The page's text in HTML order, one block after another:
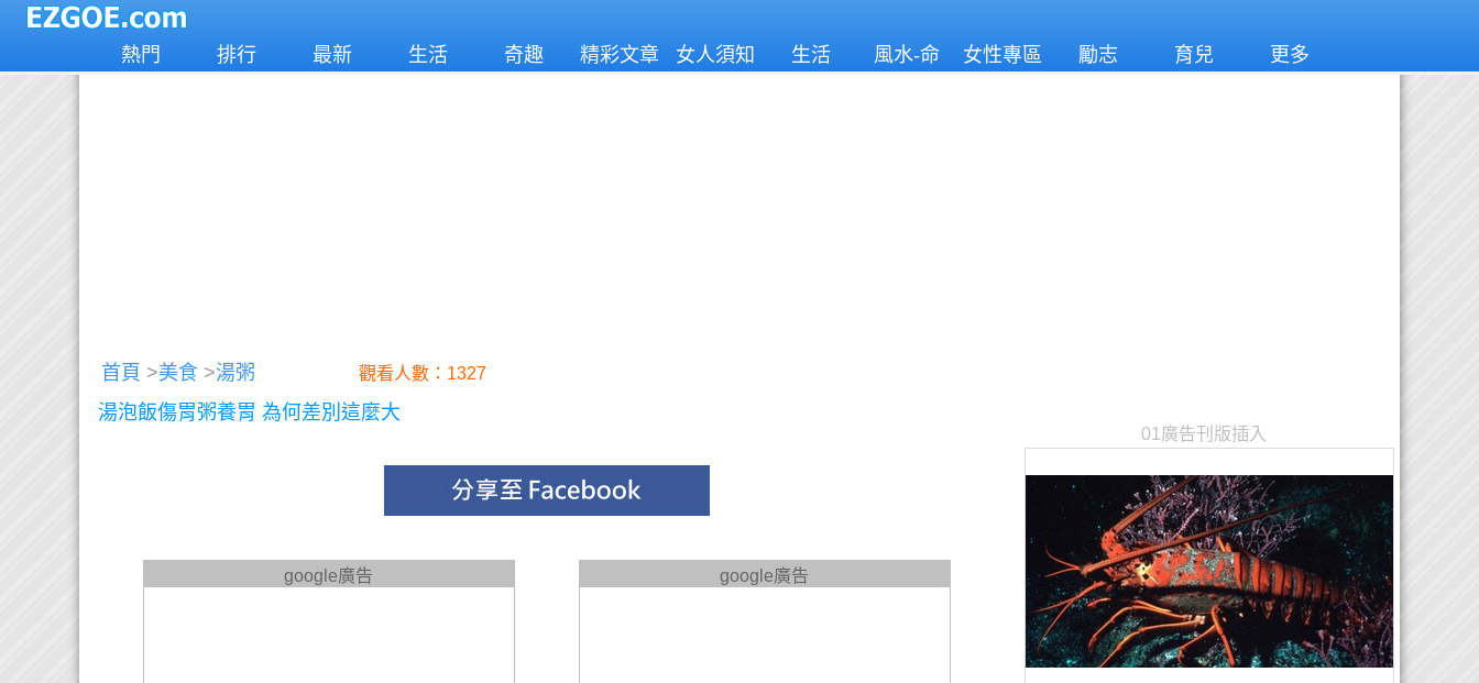
熱門 排行 最新 生活 奇趣 精彩文章 女人須知 生活
風水-命
女性專區 勵志 育兒 更多
首頁 >美食 >湯粥 觀看人數：1327
湯泡飯傷胃粥養胃 為何差別這麼大
google廣告 google廣告
01廣告刊版插入